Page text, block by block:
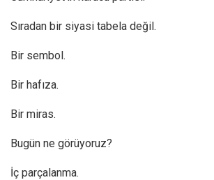
Sıradan bir siyasi tabela değil.
Bir sembol.
Bir hafıza.
Bir miras.
Bugün ne görüyoruz?
İç parçalanma.